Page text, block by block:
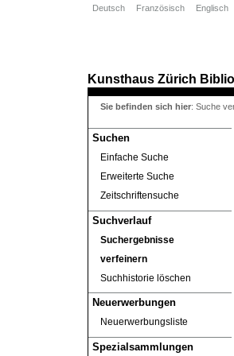
Kunsthaus Zürich
Suchen
Einfache Suche
Erweiterte Suche
Zeitschriftensuche
Suchverlauf
Suchergebnisse
verfeinern
Suchhistorie löschen
Neuerwerbungen
Neuerwerbungsliste
Spezialsammlungen
Deutsch Französisch Englisch
Sie befinden sich hier: Suche